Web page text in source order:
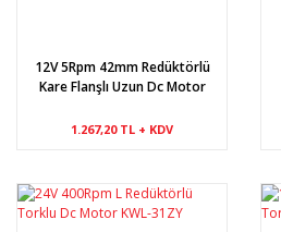
12V 5Rpm 42mm Redüktörlü
Kare Flanşlı Uzun Dc Motor
1.267,20 TL + KDV